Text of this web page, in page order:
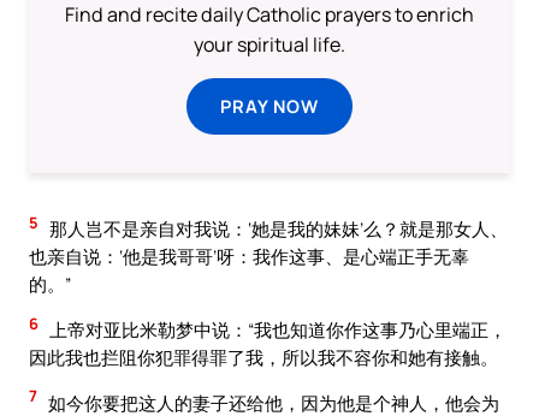
Find and recite daily Catholic prayers to enrich
your spiritual life.
PRAY NOW
5 那人岂不是亲自对我说：‘她是我的妹妹’么？就是那女人、
也亲自说：‘他是我哥哥’呀：我作这事、是心端正手无辜
的。”
6 上帝对亚比米勒梦中说：“我也知道你作这事乃心里端正，
因此我也拦阻你犯罪得罪了我，所以我不容你和她有接触。
7 如今你要把这人的妻子还给他，因为他是个神人，他会为